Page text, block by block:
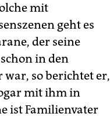
mit
geht es
der seine
in den
so berichtet er,
mit ihm in
ist Familienvater